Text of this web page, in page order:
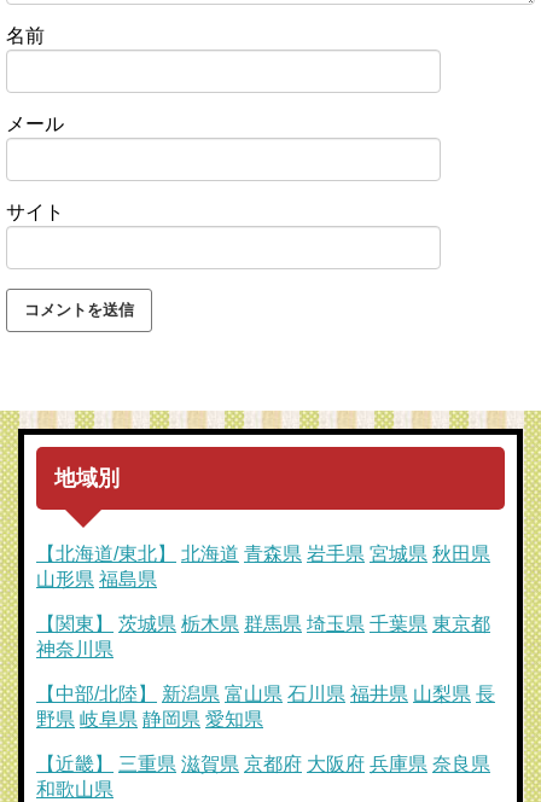
名前
メール
サイト
地域別
【北海道/東北】 北海道 青森県 岩手県 宮城県 秋田県
山形県 福島県
【関東】 茨城県 栃木県 群馬県 埼玉県 千葉県 東京都
神奈川県
【中部/北陸】 新潟県 富山県 石川県 福井県 山梨県 長
野県 岐阜県 静岡県 愛知県
【近畿】 三重県 滋賀県 京都府 大阪府 兵庫県 奈良県
和歌山県